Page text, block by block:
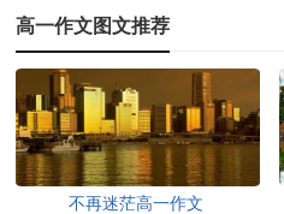
高一作文图文推荐
不再迷茫高一作文